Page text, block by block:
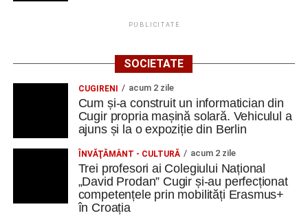
PUBLICITATE
SOCIETATE
CUGIRENI acum 2 zile
Cum și-a construit un informatician din
Cugir propria mașină solară. Vehiculul a
ajuns și la o expoziție din Berlin
ÎNVĂŢĂMÂNT - CULTURĂ acum 2 zile
Trei profesori ai Colegiului Național
„David Prodan” Cugir și-au perfecționat
competențele prin mobilități Erasmus+
în Croația